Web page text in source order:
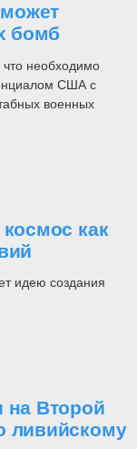
бомб
необходимо
США с
военных
как
идею создания
на Второй
ливийскому